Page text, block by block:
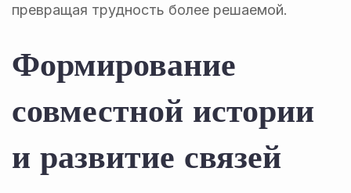
превращая трудность более решаемой.
Формирование
совместной истории
и развитие связей